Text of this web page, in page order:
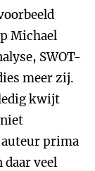
Michael
SWOT-
meer zij.
kwijt
prima
daar veel